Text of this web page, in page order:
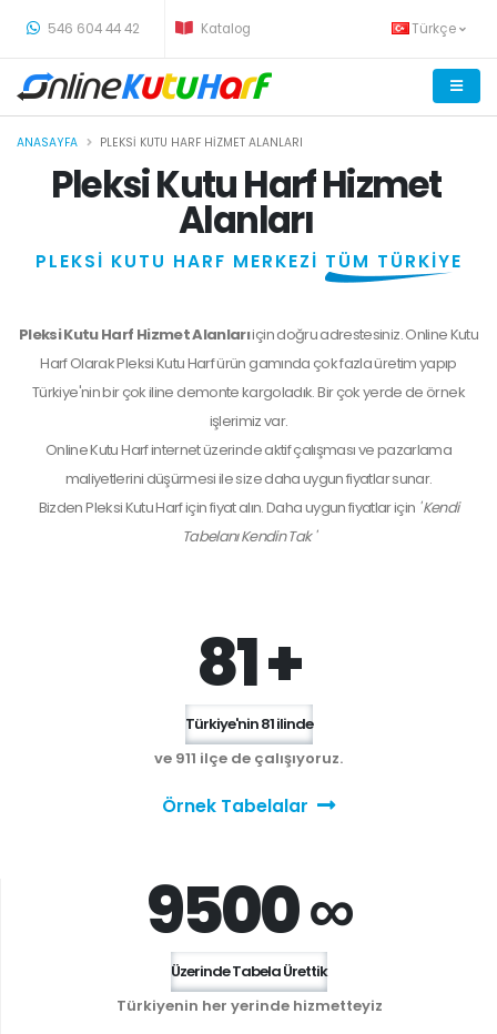
546 604 44 42 Katalog Türkçe
ANASAYFA PLEKSI KUTU HARF HIZMET ALANLARI
Pleksi Kutu Harf Hizmet
Alanları
PLEKSİ KUTU HARF MERKEZİ TÜM TÜRKİYE
Pleksi Kutu Harf Hizmet Alanlarıiçin doğru adrestesiniz. Online Kutu
Harf Olarak Pleksi Kutu Harf ürün gamında çok fazla üretim yapıp
Türkiye'nin bir çok iline demonte kargoladık. Bir çok yerde de örnek
işlerimiz var.
Online Kutu Harf internet üzerinde aktif çalışması ve pazarlama
maliyetlerini düşürmesi ile size daha uygun fiyatlar sunar.
BizdenPleksi Kutu Harfiçin fiyat alın. Daha uygun fiyatlar için ' Kendi
Tabelanı Kendin Tak '
81 +
Türkiye'nin 81 ilinde
ve 911 ilçe de çalışıyoruz.
Örnek Tabelalar
9500 ∞
Üzerinde Tabela Ürettik
Türkiyenin her yerinde hizmetteyiz